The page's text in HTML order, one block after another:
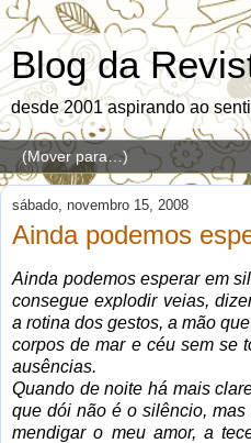
Blog da
desde 2001 aspirando ao
sábado, novembro 15, 2008
Ainda podemos
Ainda podemos esperar em
consegue explodir veias,
a rotina dos gestos, a mão
corpos de mar e céu sem se
ausências.
Quando de noite há mais
que dói não é o silêncio,
mendigar o meu amor, a